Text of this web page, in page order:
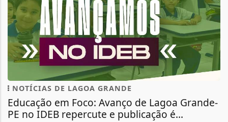
NOTÍCIAS DE LAGOA GRANDE
Educação em Foco: Avanço de Lagoa Grande-
PE no IDEB repercute e publicação é...